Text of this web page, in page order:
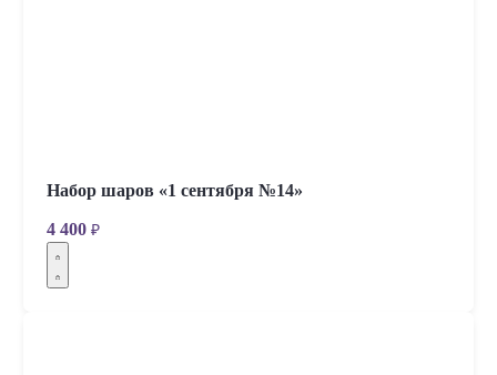
Набор шаров «1 сентября №14»
4 400 ₽